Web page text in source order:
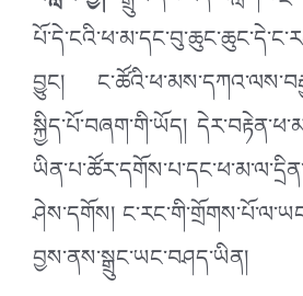
བྱུང།
སྐྱིད་པོ་བཞག་གི་ཡོད།
ཤེས་དགོས།
བྱས་ནས་སྒྲུང་ཡང་བཤད་ཡིན།